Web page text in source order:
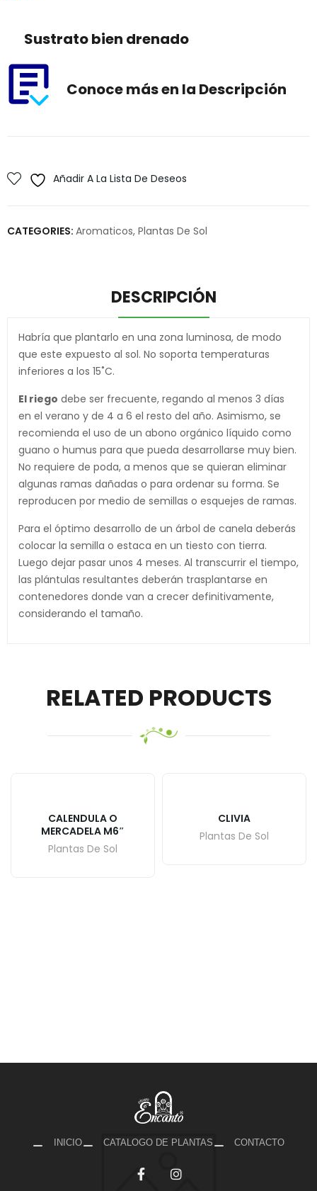
Sustrato bien drenado
Conoce más en la Descripción
Añadir A La Lista De Deseos
CATEGORIES: Aromaticos, Plantas De Sol
DESCRIPCIÓN
Habría que plantarlo en una zona luminosa, de modo
que este expuesto al sol. No soporta temperaturas
inferiores a los 15˚C.
El riego debe ser frecuente, regando al menos 3 días
en el verano y de 4 a 6 el resto del año. Asimismo, se
recomienda el uso de un abono orgánico líquido como
guano o humus para que pueda desarrollarse muy bien.
No requiere de poda, a menos que se quieran eliminar
algunas ramas dañadas o para ordenar su forma. Se
reproducen por medio de semillas o esquejes de ramas.
Para el óptimo desarrollo de un árbol de canela deberás
colocar la semilla o estaca en un tiesto con tierra.
Luego dejar pasar unos 4 meses. Al transcurrir el tiempo,
las plántulas resultantes deberán trasplantarse en
contenedores donde van a crecer definitivamente,
considerando el tamaño.
RELATED PRODUCTS
CALENDULA O
MERCADELA M6″
Plantas De Sol
CLIVIA
Plantas De Sol
INICIO CATALOGO DE PLANTAS CONTACTO